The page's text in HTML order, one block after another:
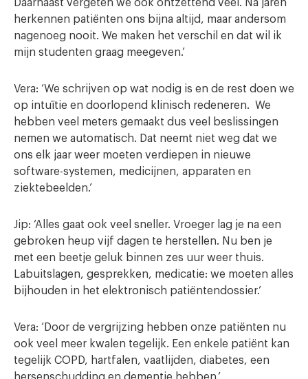
Daarnaast vergeten we ook ontzettend veel. Na jaren
herkennen patiënten ons bijna altijd, maar andersom
nagenoeg nooit. We maken het verschil en dat wil ik
mijn studenten graag meegeven.’
Vera: ‘We schrijven op wat nodig is en de rest doen we
op intuïtie en doorlopend klinisch redeneren. We
hebben veel meters gemaakt dus veel beslissingen
nemen we automatisch. Dat neemt niet weg dat we
ons elk jaar weer moeten verdiepen in nieuwe
software-systemen, medicijnen, apparaten en
ziektebeelden.’
Jip: ‘Alles gaat ook veel sneller. Vroeger lag je na een
gebroken heup vijf dagen te herstellen. Nu ben je
met een beetje geluk binnen zes uur weer thuis.
Labuitslagen, gesprekken, medicatie: we moeten alles
bijhouden in het elektronisch patiëntendossier.’
Vera: ‘Door de vergrijzing hebben onze patiënten nu
ook veel meer kwalen tegelijk. Een enkele patiënt kan
tegelijk COPD, hartfalen, vaatlijden, diabetes, een